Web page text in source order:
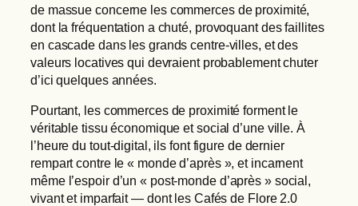
de massue concerne les commerces de proximité,
dont la fréquentation a chuté, provoquant des faillites
en cascade dans les grands centre-villes, et des
valeurs locatives qui devraient probablement chuter
d’ici quelques années.
Pourtant, les commerces de proximité forment le
véritable tissu économique et social d’une ville. À
l’heure du tout-digital, ils font figure de dernier
rempart contre le « monde d’après », et incarnent
même l’espoir d’un « post-monde d’après » social,
vivant et imparfait — dont les Cafés de Flore 2.0